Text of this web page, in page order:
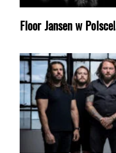
Floor Jansen w Polsce!